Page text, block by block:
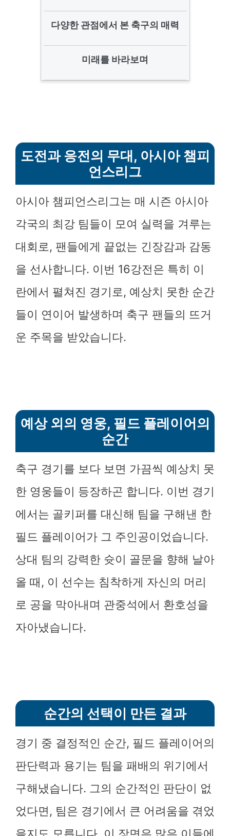
다양한 관점에서 본 축구의 매력
미래를 바라보며
도전과 응전의 무대, 아시아 챔피
언스리그
아시아 챔피언스리그는 매 시즌 아시아
각국의 최강 팀들이 모여 실력을 겨루는
대회로, 팬들에게 끝없는 긴장감과 감동
을 선사합니다. 이번 16강전은 특히 이
란에서 펼쳐진 경기로, 예상치 못한 순간
들이 연이어 발생하며 축구 팬들의 뜨거
운 주목을 받았습니다.
예상 외의 영웅, 필드 플레이어의
순간
축구 경기를 보다 보면 가끔씩 예상치 못
한 영웅들이 등장하곤 합니다. 이번 경기
에서는 골키퍼를 대신해 팀을 구해낸 한
필드 플레이어가 그 주인공이었습니다.
상대 팀의 강력한 슛이 골문을 향해 날아
올 때, 이 선수는 침착하게 자신의 머리
로 공을 막아내며 관중석에서 환호성을
자아냈습니다.
순간의 선택이 만든 결과
경기 중 결정적인 순간, 필드 플레이어의
판단력과 용기는 팀을 패배의 위기에서
구해냈습니다. 그의 순간적인 판단이 없
었다면, 팀은 경기에서 큰 어려움을 겪었